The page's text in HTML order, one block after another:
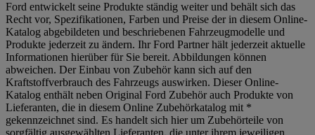
Ford entwickelt seine Produkte ständig weiter und behält sich das
Recht vor, Spezifikationen, Farben und Preise der in diesem Online-
Katalog abgebildeten und beschriebenen Fahrzeugmodelle und
Produkte jederzeit zu ändern. Ihr Ford Partner hält jederzeit aktuelle
Informationen hierüber für Sie bereit. Abbildungen können
abweichen. Der Einbau von Zubehör kann sich auf den
Kraftstoffverbrauch des Fahrzeugs auswirken. Dieser Online-
Katalog enthält neben Original Ford Zubehör auch Produkte von
Lieferanten, die in diesem Online Zubehörkatalog mit *
gekennzeichnet sind. Es handelt sich hier um Zubehörteile von
sorgfältig ausgewählten Lieferanten, die unter ihrem jeweiligen